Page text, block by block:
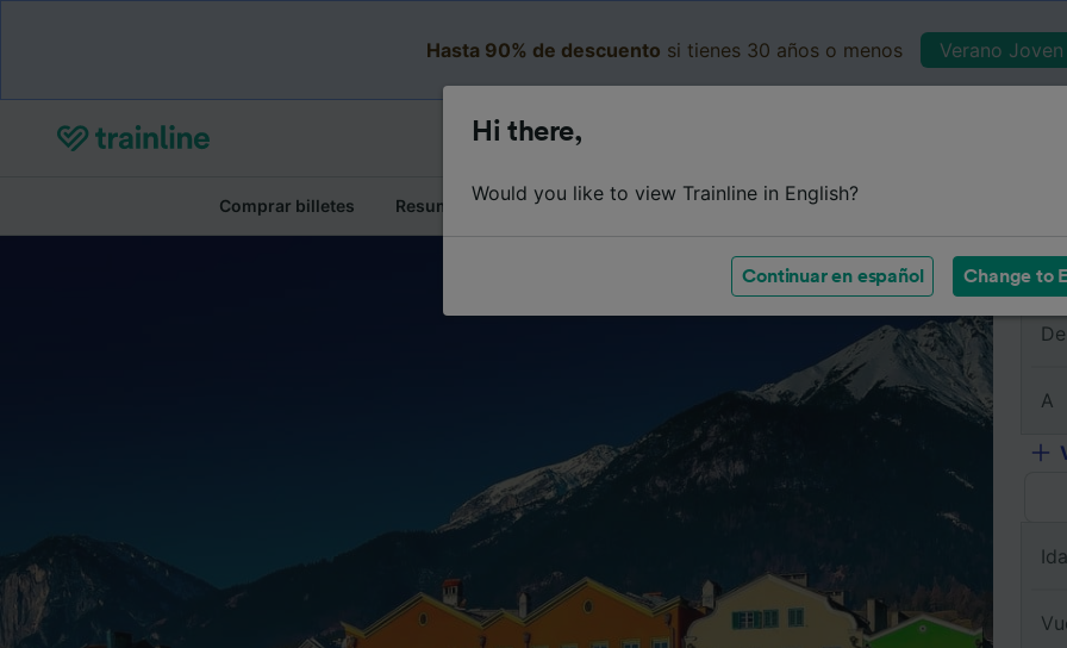
Hasta 90% de descuento si tienes 30 años o menos Verano
Comprar billetes Resumen del viaje Horarios Clases Servicios a bordo
De
A
Ida
Hi there,
Would you like to view Trainline in English?
Continuar en español Change to